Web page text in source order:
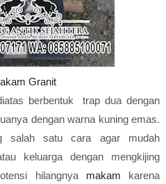
Granit
berbentuk trap dua dengan
dengan warna kuning emas.
salah satu cara agar mudah
keluarga dengan mengkijing
hilangnya makam karena